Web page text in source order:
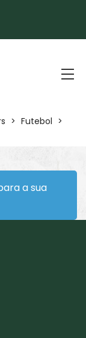
> Futebol >
a sua